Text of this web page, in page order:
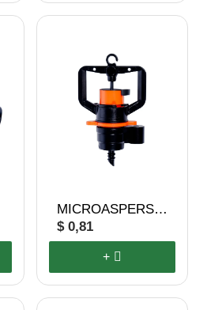
MICROASPERSOR
$ 0,81
+